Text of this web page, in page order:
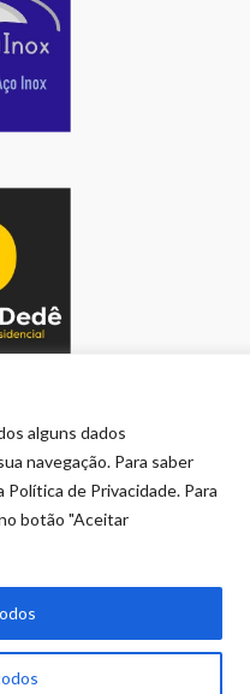
alguns dados
navegação. Para saber
de Privacidade. Para
botão "Aceitar
COPYRIGHT
PRIVACIDADE
BUSCA
Botão Ubatuba.